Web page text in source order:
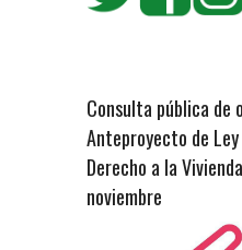
Consulta pública de
Anteproyecto de
Derecho a la
noviembre